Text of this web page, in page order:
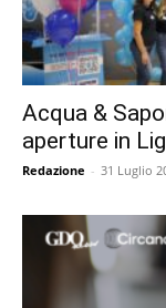
Acqua &
aperture in
Redazione - 31 Luglio